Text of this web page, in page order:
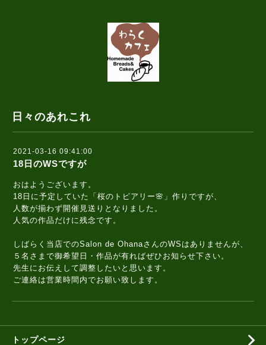
日々のあれこれ
2021-03-16 09:41:00
18日のWSですが
おはようございます。
18日に予定していた「桜のトピアリー🌸」作りですが、
人数が揃わず開催見送りとなりました。
人気の作品だけに残念です。
しばらく当店でのSalon de OhanaさんのWSはありませんが、
５名さまで御希望日・作品が有ればぜひお知らせ下さい。
先生にお伝えして調整したいと思います。
ご連絡は営業時間内でお願い致します。
トップページ